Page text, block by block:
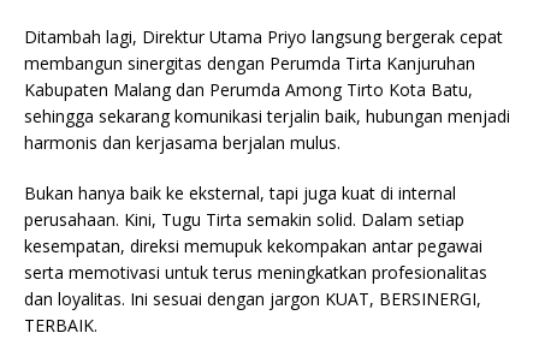
Ditambah lagi, Direktur Utama Priyo langsung bergerak cepat
membangun sinergitas dengan Perumda Tirta Kanjuruhan
Kabupaten Malang dan Perumda Among Tirto Kota Batu,
sehingga sekarang komunikasi terjalin baik, hubungan menjadi
harmonis dan kerjasama berjalan mulus.
Bukan hanya baik ke eksternal, tapi juga kuat di internal
perusahaan. Kini, Tugu Tirta semakin solid. Dalam setiap
kesempatan, direksi memupuk kekompakan antar pegawai
serta memotivasi untuk terus meningkatkan profesionalitas
dan loyalitas. Ini sesuai dengan jargon KUAT, BERSINERGI,
TERBAIK.